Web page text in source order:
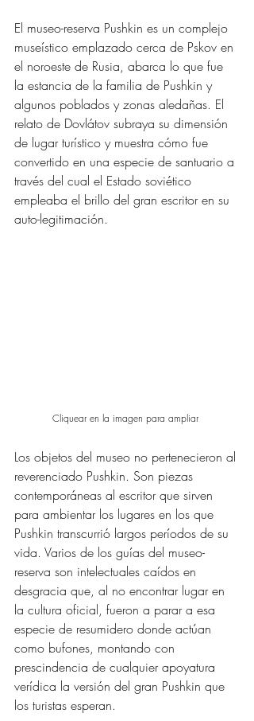
El museo-reserva Pushkin es un complejo
museístico emplazado cerca de Pskov en
el noroeste de Rusia, abarca lo que fue
la estancia de la familia de Pushkin y
algunos poblados y zonas aledañas. El
relato de Dovlátov subraya su dimensión
de lugar turístico y muestra cómo fue
convertido en una especie de santuario a
través del cual el Estado soviético
empleaba el brillo del gran escritor en su
auto-legitimación.
Cliquear en la imagen para ampliar
Los objetos del museo no pertenecieron al
reverenciado Pushkin. Son piezas
contemporáneas al escritor que sirven
para ambientar los lugares en los que
Pushkin transcurrió largos períodos de su
vida. Varios de los guías del museo-
reserva son intelectuales caídos en
desgracia que, al no encontrar lugar en
la cultura oficial, fueron a parar a esa
especie de resumidero donde actúan
como bufones, montando con
prescindencia de cualquier apoyatura
verídica la versión del gran Pushkin que
los turistas esperan.